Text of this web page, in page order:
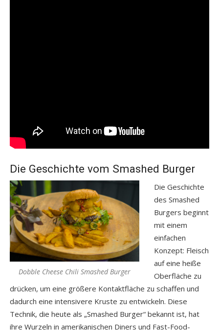
Die Geschichte vom Smashed Burger
Dobble Cheese Chili Smashed Burger
Die Geschichte
des Smashed
Burgers beginnt
mit einem
einfachen
Konzept: Fleisch
auf eine heiße
Oberfläche zu
drücken, um eine größere Kontaktfläche zu schaffen und
dadurch eine intensivere Kruste zu entwickeln. Diese
Technik, die heute als „Smashed Burger“ bekannt ist, hat
ihre Wurzeln in amerikanischen Diners und Fast-Food-